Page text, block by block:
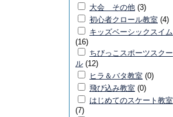
大会 その他 (3)
初心者クロール教室 (4)
キッズベーシックスイム
(16)
ちびっこスポーツスクー
ル (12)
ヒラ＆バタ教室 (0)
飛び込み教室 (0)
はじめてのスケート教室
(7)